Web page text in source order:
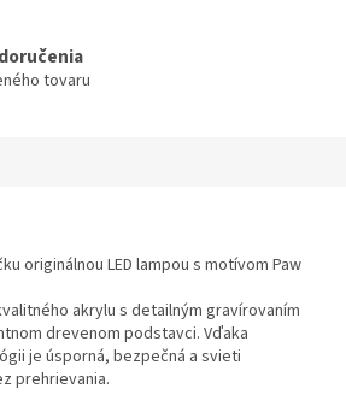
tovaru
originálnou LED lampou s motívom Paw
akrylu s detailným gravírovaním
drevenom podstavci. Vďaka
je úsporná, bezpečná a svieti
prehrievania.